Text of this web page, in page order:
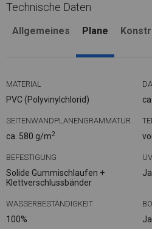
Technische Daten
Allgemeines Plane
MATERIAL
PVC (Polyvinylchlorid)
SEITENWANDPLANENGRAMMATUR
ca. 580 g/m2
BEFESTIGUNG
Solide Gummischlaufen +
Klettverschlussbänder
Ja
WASSERBESTÄNDIGKEIT
100% Ja